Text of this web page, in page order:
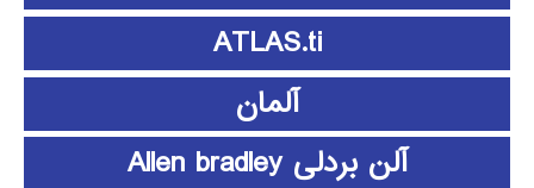
ATLAS.ti
آلمان
آلن بردلی Allen bradley